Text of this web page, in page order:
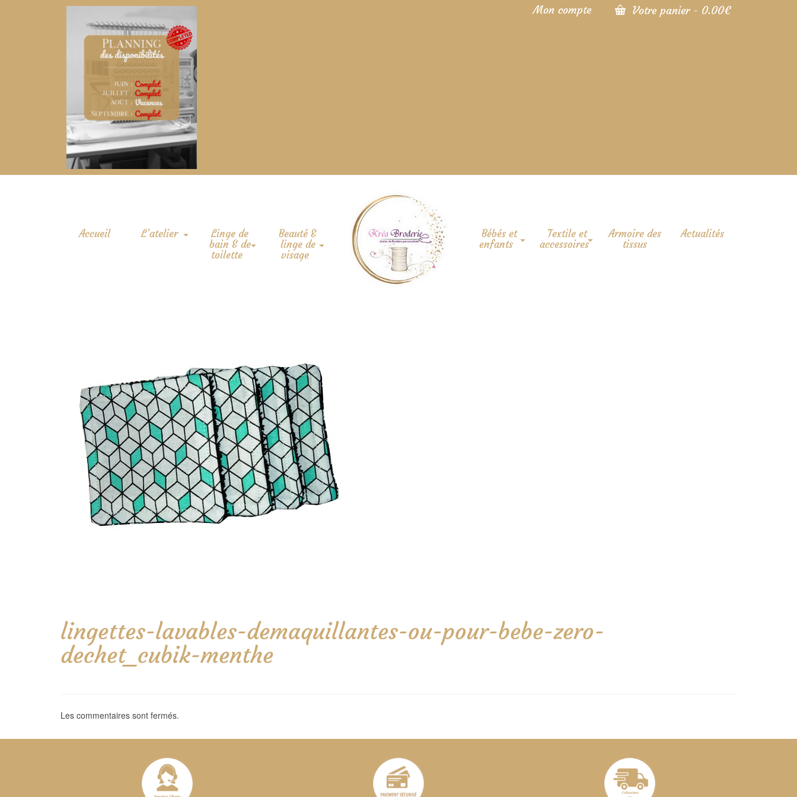
Mon compte Votre panier - 0.00€
Accueil L’atelier
Linge de
bain & de
toilette
Beauté &
linge de
visage
Bébés et
enfants
Textile et
accessoires
Armoire des
tissus
Actualités
lingettes-lavables-demaquillantes-ou-pour-bebe-zero-
dechet_cubik-menthe
Les commentaires sont fermés.